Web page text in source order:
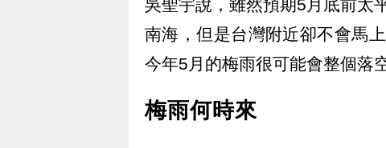
吳聖宇說，雖然預期5月底前太
南海，但是台灣附近卻不會馬
今年5月的梅雨很可能會整個落
梅雨何時來